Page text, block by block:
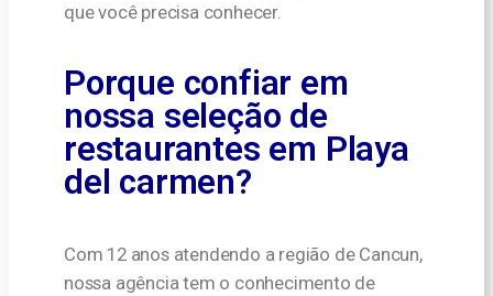
que você precisa conhecer.
Porque confiar em
nossa seleção de
restaurantes em Playa
del carmen?
Com 12 anos atendendo a região de Cancun,
nossa agência tem o conhecimento de